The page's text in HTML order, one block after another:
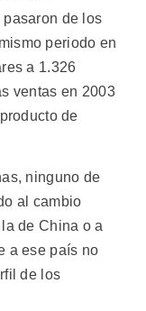
de los
periodo en
a 1.326
ventas en 2003
de
ninguno de
al cambio
de China o a
a ese país no
de los